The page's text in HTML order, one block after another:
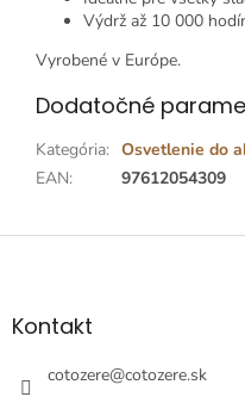
Výdrž až 10 000
Vyrobené v Európe.
Dodatočné
Kategória: Osvetlenie do
EAN: 97612054309
Z
äKontakt
cotozere@cotozere.sk